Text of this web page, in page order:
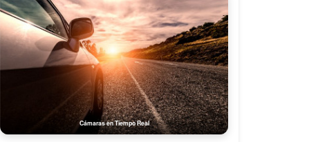
Cámaras en Tiempo Real